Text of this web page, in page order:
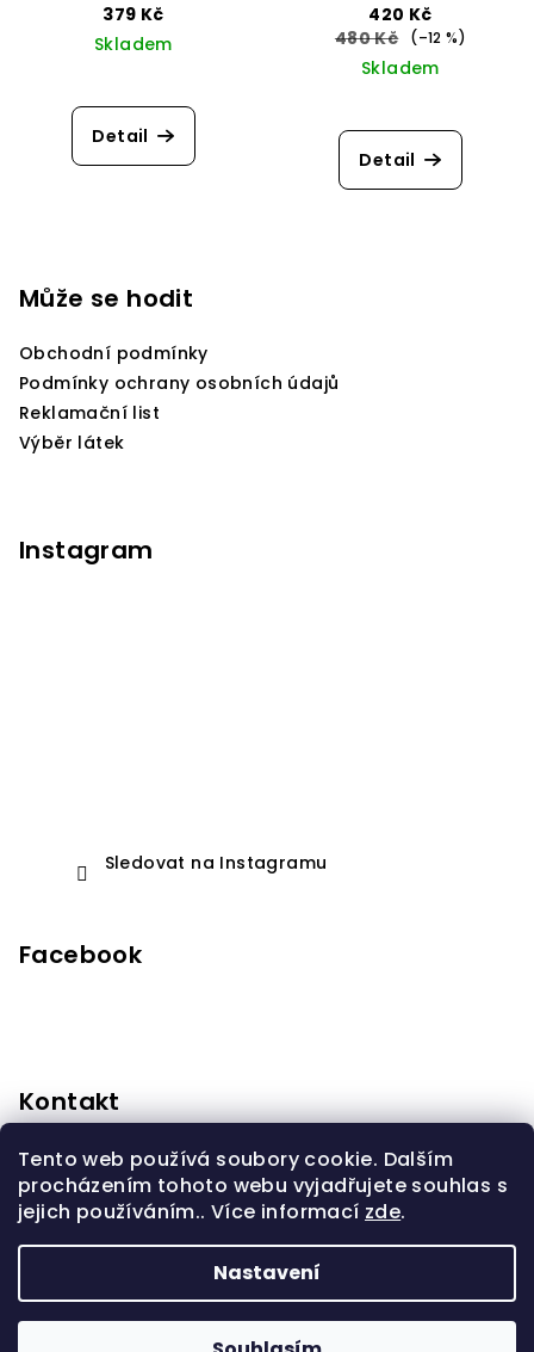
Tento web používá soubory cookie. Dalším
procházením tohoto webu vyjadřujete souhlas s
jejich používáním.. Více informací zde.
Nastavení
379 Kč
Skladem
Detail
420 Kč
480 Kč
(–12 %)
Skladem
Detail
Může se hodit
Obchodní podmínky
Podmínky ochrany osobních údajů
Reklamační list
Výběr látek
Instagram
Sledovat na Instagramu
Facebook
Kontakt
anidorprodeti@ seznam.cz
+420603310232